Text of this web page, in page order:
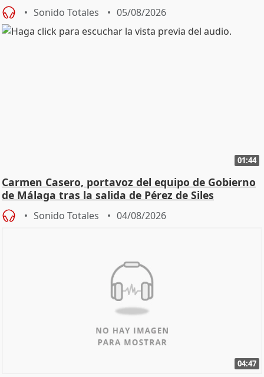
Sonido Totales 05/08/2026
01:44
Carmen Casero, portavoz del equipo de Gobierno
de Málaga tras la salida de Pérez de Siles
Sonido Totales 04/08/2026
04:47